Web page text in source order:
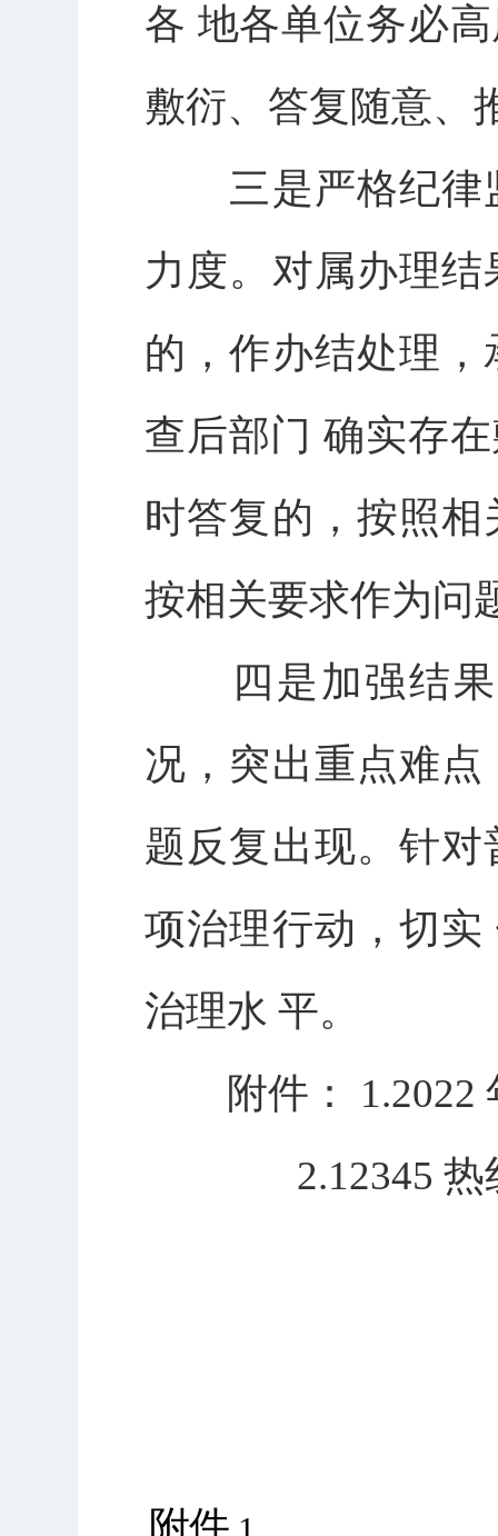
各 地各单位务必
敷衍、答复随意、
三是严格纪律监
力度。对属办理
的，作办结处理
查后部门 确实存
时答复的，按照
按相关要求作为问
四是加强结果
况，突出重点难
题反复出现。针
项治理行动，切
治理水 平。
附件： 1.2022
2.12345 热线
附件